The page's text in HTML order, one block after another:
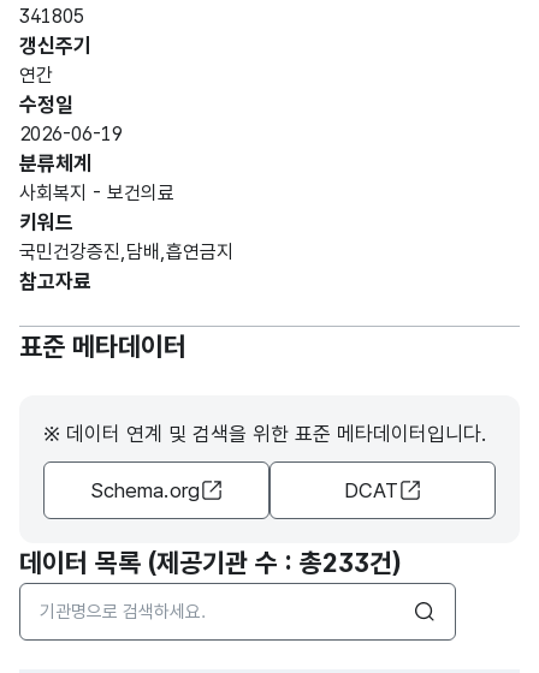
341805
갱신주기
연간
수정일
2026-06-19
분류체계
사회복지 - 보건의료
키워드
국민건강증진,담배,흡연금지
참고자료
표준 메타데이터
※ 데이터 연계 및 검색을 위한 표준 메타데이터입니다.
Schema.org DCAT
데이터 목록 (제공기관 수 : 총233건)
검색어 입력창
검색